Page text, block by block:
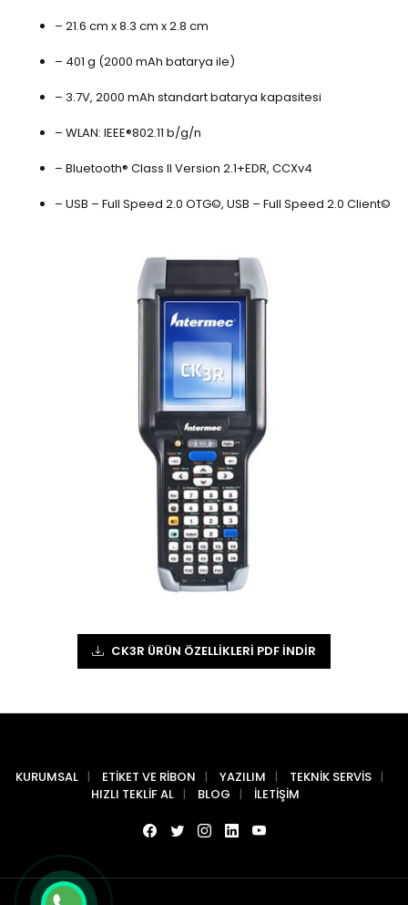
– 21.6 cm x 8.3 cm x 2.8 cm
– 401 g (2000 mAh batarya ile)
– 3.7V, 2000 mAh standart batarya kapasitesi
– WLAN: IEEE®802.11 b/g/n
– Bluetooth® Class II Version 2.1+EDR, CCXv4
– USB – Full Speed 2.0 OTG©, USB – Full Speed 2.0 Client©
CK3R ÜRÜN ÖZELLIKLERI PDF İNDIR
KURUMSAL ETIKET VE RIBON YAZILIM
TEKNIK SERVIS
HIZLI TEKLIF AL
BLOG İLETIŞIM